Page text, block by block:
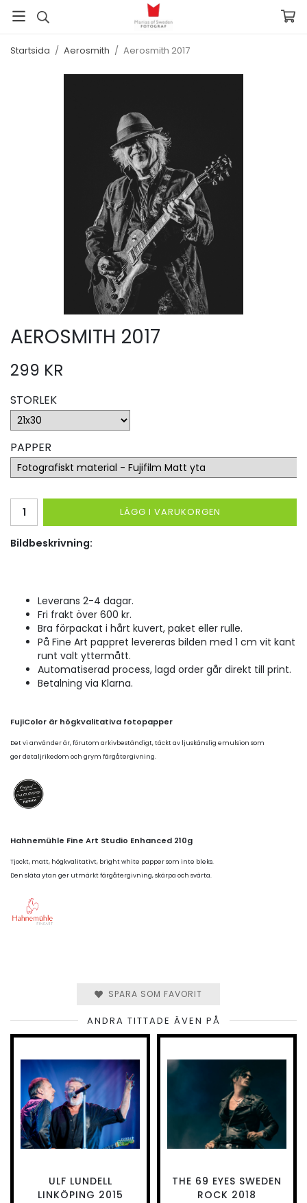
Startsida / Aerosmith / Aerosmith 2017
AEROSMITH 2017
299 KR
STORLEK
PAPPER
LÄGG I VARUKORGEN
Bildbeskrivning:
Leverans 2-4 dagar.
Fri frakt över 600 kr.
Bra förpackat i hårt kuvert, paket eller rulle.
På Fine Art pappret levereras bilden med 1 cm vit kant
runt valt yttermått.
Automatiserad process, lagd order går direkt till print.
Betalning via Klarna.
FujiColor är högkvalitativa fotopapper
Det vi använder är, förutom arkivbeständigt, täckt av ljuskänslig emulsion som
ger detaljrikedom och grym färgåtergivning.
Hahnemühle Fine Art Studio Enhanced 210g
Tjockt, matt, högkvalitativt, bright white papper som inte bleks.
Den släta ytan ger utmärkt färgåtergivning, skärpa och svärta.
SPARA SOM FAVORIT
ANDRA TITTADE ÄVEN PÅ
ULF LUNDELL
LINKÖPING 2015
THE 69 EYES SWEDEN
ROCK 2018